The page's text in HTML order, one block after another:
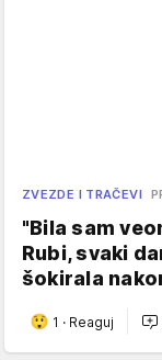
ZVEZDE I TRAČEVI
"Bila sam
Rubi, svaki
šokirala
1 · Reaguj